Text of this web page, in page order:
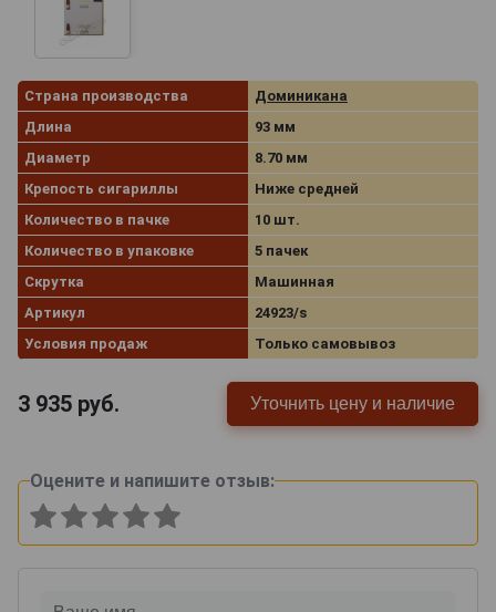
Страна производства
Доминикана
Длина
93 мм
Диаметр
8.70 мм
Крепость сигариллы
Ниже средней
Количество в пачке
10 шт.
Количество в упаковке
5 пачек
Скрутка
Машинная
Артикул
24923/s
Условия продаж
Только самовывоз
3 935 руб. Уточнить цену и наличие
Оцените и напишите отзыв: